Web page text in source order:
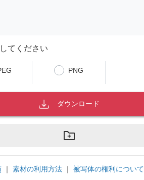
てください
PNG
ダウンロード
｜ 素材の利用方法 ｜ 被写体の権利について